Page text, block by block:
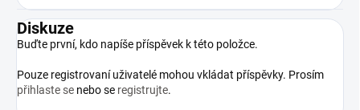
Diskuze
Buďte první, kdo napíše příspěvek k této položce.
Pouze registrovaní uživatelé mohou vkládat příspěvky. Prosím
přihlaste se nebo se registrujte.